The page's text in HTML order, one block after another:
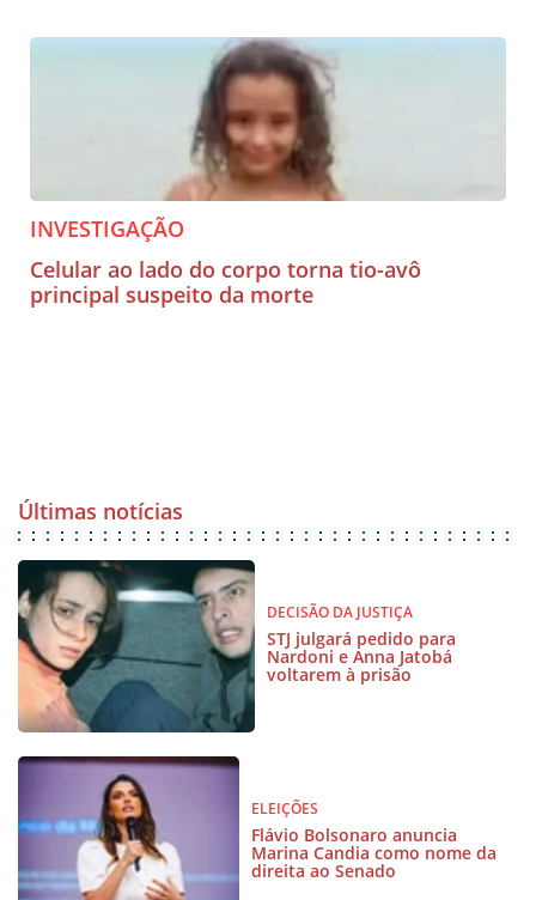
INVESTIGAÇÃO
Celular ao lado do corpo torna tio-avô
principal suspeito da morte
Últimas notícias
DECISÃO DA JUSTIÇA
STJ julgará pedido para
Nardoni e Anna Jatobá
voltarem à prisão
ELEIÇÕES
Flávio Bolsonaro anuncia
Marina Candia como nome da
direita ao Senado